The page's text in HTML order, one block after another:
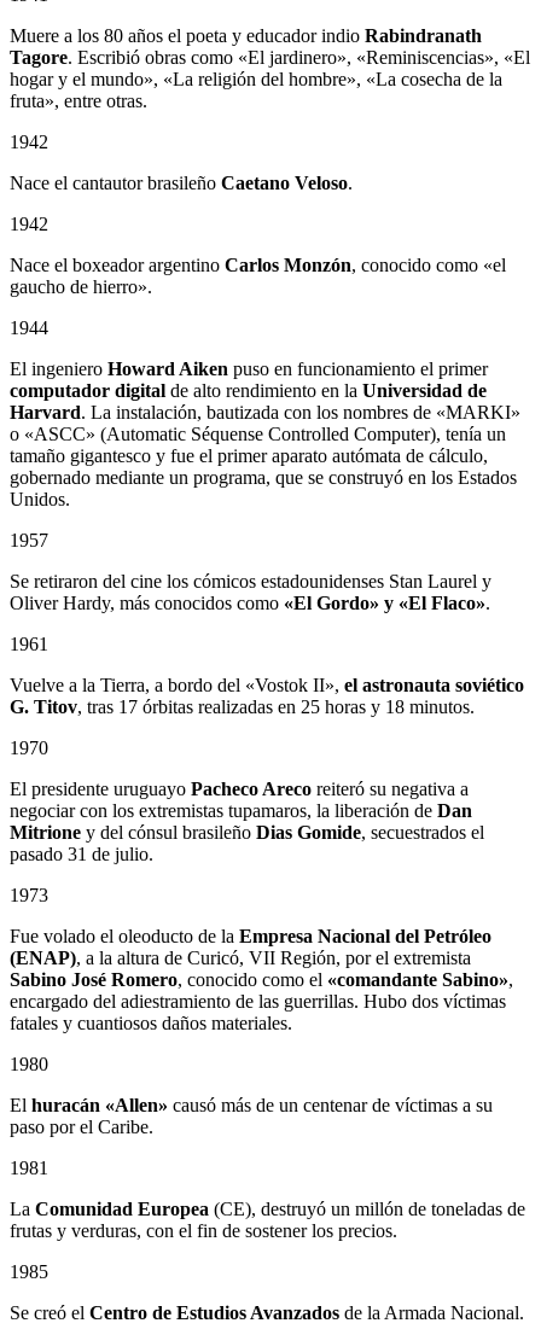
Muere a los 80 años el poeta y educador indio Rabindranath
Tagore. Escribió obras como «El jardinero», «Reminiscencias», «El
hogar y el mundo», «La religión del hombre», «La cosecha de la
fruta», entre otras.
1942
Nace el cantautor brasileño Caetano Veloso.
1942
Nace el boxeador argentino Carlos Monzón, conocido como «el
gaucho de hierro».
1944
El ingeniero Howard Aiken puso en funcionamiento el primer
computador digital de alto rendimiento en la Universidad de
Harvard. La instalación, bautizada con los nombres de «MARKI»
o «ASCC» (Automatic Séquense Controlled Computer), tenía un
tamaño gigantesco y fue el primer aparato autómata de cálculo,
gobernado mediante un programa, que se construyó en los Estados
Unidos.
1957
Se retiraron del cine los cómicos estadounidenses Stan Laurel y
Oliver Hardy, más conocidos como «El Gordo» y «El Flaco».
1961
Vuelve a la Tierra, a bordo del «Vostok II», el astronauta soviético
G. Titov, tras 17 órbitas realizadas en 25 horas y 18 minutos.
1970
El presidente uruguayo Pacheco Areco reiteró su negativa a
negociar con los extremistas tupamaros, la liberación de Dan
Mitrione y del cónsul brasileño Dias Gomide, secuestrados el
pasado 31 de julio.
1973
Fue volado el oleoducto de la Empresa Nacional del Petróleo
(ENAP), a la altura de Curicó, VII Región, por el extremista
Sabino José Romero, conocido como el «comandante Sabino»,
encargado del adiestramiento de las guerrillas. Hubo dos víctimas
fatales y cuantiosos daños materiales.
1980
El huracán «Allen» causó más de un centenar de víctimas a su
paso por el Caribe.
1981
La Comunidad Europea (CE), destruyó un millón de toneladas de
frutas y verduras, con el fin de sostener los precios.
1985
Se creó el Centro de Estudios Avanzados de la Armada Nacional.